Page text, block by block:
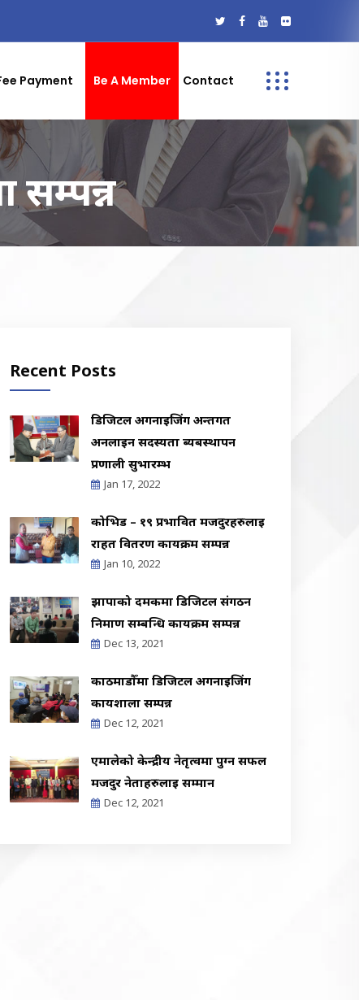
Payment Be A Member Contact
सम्पन्न
Recent Posts
डिजिटल अर्गनाईजिंग अन्तर्गत
अनलाइन सदस्यता ब्यबस्थापन
प्रणाली सुभारम्भ
Jan 17, 2022
कोभिड – १९ प्रभावित मजदुरहरुलाई
राहत वितरण कार्यक्रम सम्पन्न
Jan 10, 2022
झापाको दमकमा डिजिटल संगठन
निर्माण सम्बन्धि कार्यक्रम सम्पन्न
Dec 13, 2021
काठमाडौँमा डिजिटल अर्गनाइजिंग
कार्यशाला सम्पन्न
Dec 12, 2021
एमालेको केन्द्रीय नेतृत्वमा पुग्न सफल
मजदुर नेताहरुलाई सम्मान
Dec 12, 2021